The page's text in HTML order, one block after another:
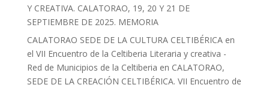
Y CREATIVA. CALATORAO, 19, 20 Y 21 DE
SEPTIEMBRE DE 2025. MEMORIA
CALATORAO SEDE DE LA CULTURA CELTIBÉRICA en
el VII Encuentro de la Celtiberia Literaria y creativa -
Red de Municipios de la Celtiberia en CALATORAO,
SEDE DE LA CREACIÓN CELTIBÉRICA. VII Encuentro de